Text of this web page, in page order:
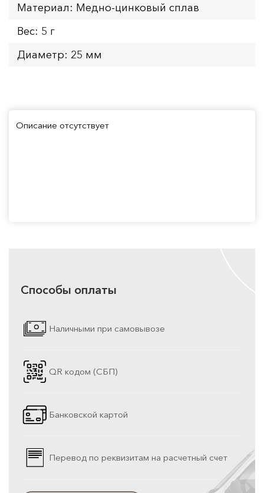
Материал: Медно-цинковый сплав
Вес: 5 г
Диаметр: 25 мм
Описание отсутствует
Способы оплаты
Наличными при самовывозе
QR кодом (СБП)
Банковской картой
Перевод по реквизитам на расчетный счет